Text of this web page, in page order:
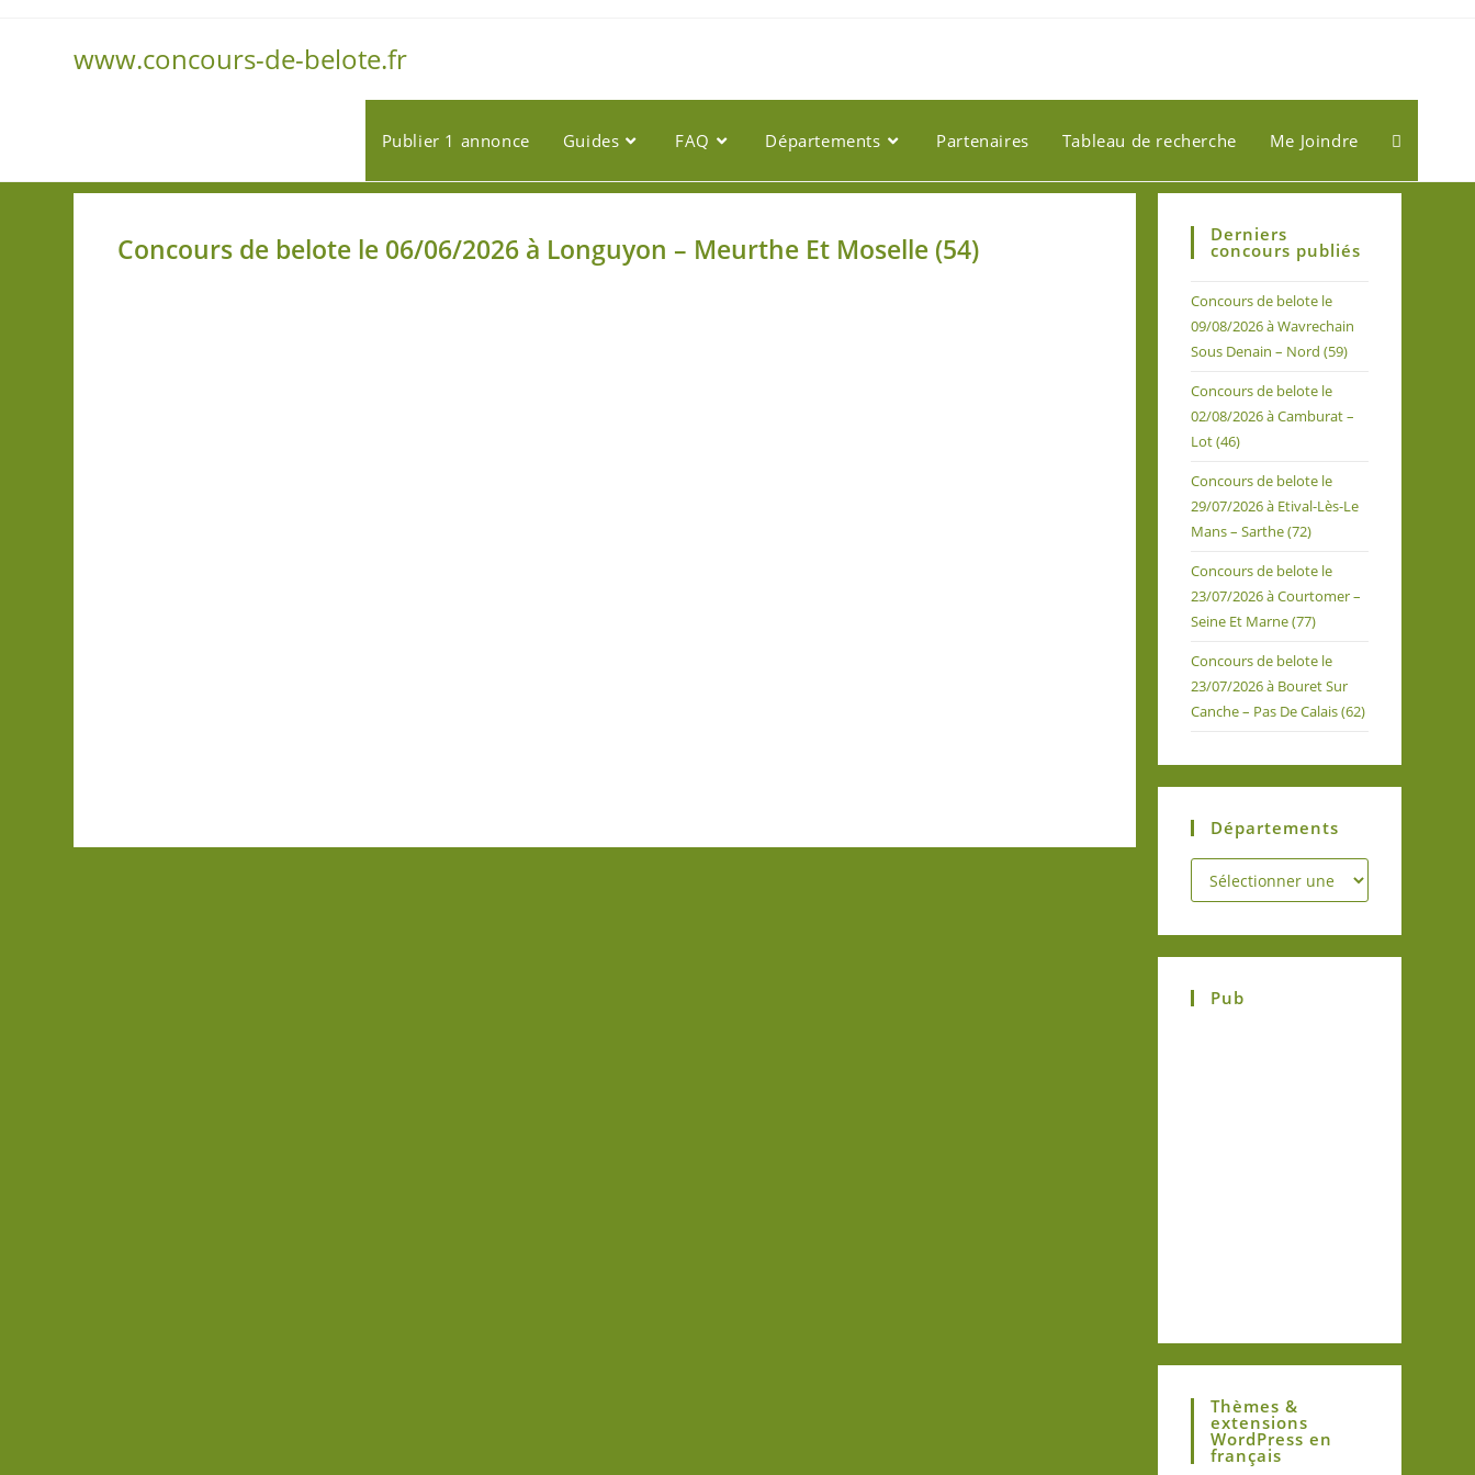
www.concours-de-belote.fr
Publier 1 annonce Guides FAQ Départements Partenaires Tableau de recherche Me Joindre
Concours de belote le 06/06/2026 à Longuyon – Meurthe Et Moselle (54) Derniers
concours publiés
Concours de belote le
09/08/2026 à Wavrechain
Sous Denain – Nord (59)
Concours de belote le
02/08/2026 à Camburat –
Lot (46)
Concours de belote le
29/07/2026 à Etival-Lès-Le
Mans – Sarthe (72)
Concours de belote le
23/07/2026 à Courtomer –
Seine Et Marne (77)
Concours de belote le
23/07/2026 à Bouret Sur
Canche – Pas De Calais (62)
Départements
Pub
Thèmes &
extensions
WordPress en
français